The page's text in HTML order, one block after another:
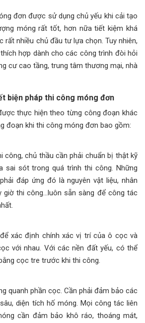
đơn được sử dụng chủ yếu khi cải tạo
móng rất tốt, hơn nữa tiết kiệm khá
rất nhiều chủ đầu tư lựa chọn. Tuy nhiên,
hợp dành cho các công trình đòi hỏi
cư cao tầng, trung tâm thương mại, nhà
biện pháp thi công móng đơn
thực hiện theo từng công đoạn khác
đoạn khi thi công móng đơn bao gồm:
công, chủ thầu cần phải chuẩn bị thật kỹ
sai sót trong quá trình thi công. Những
đáp ứng đó là nguyên vật liệu, nhân
giờ thi công…luôn sẵn sàng để công tác
xác định chính xác vị trí của ô cọc và
với nhau. Với các nền đất yếu, có thể
cọc tre trước khi thi công.
quanh phần cọc. Cần phải đảm bảo các
diện tích hố móng. Mọi công tác liên
cần đảm bảo khô ráo, thoáng mát,